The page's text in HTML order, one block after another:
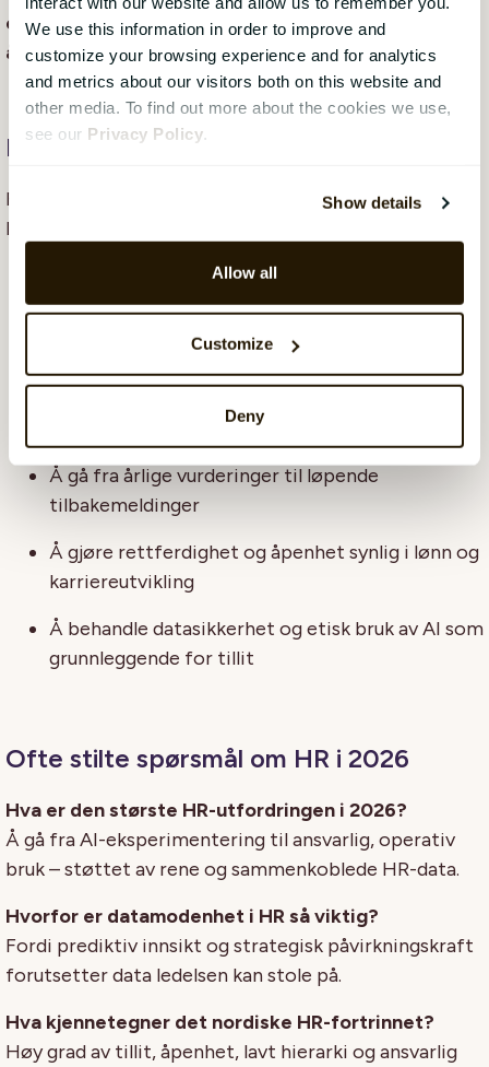
We use this information in order to improve and
customize your browsing experience and for analytics
and metrics about our visitors both on this website and
other media. To find out more about the cookies we use,
see our Privacy Policy.
Show details
Allow all
Customize
Deny
evnen til å beskytte tillit gjennom datasikkerhet,
åpenhet og ansvarlig bruk av AI.
Hva HR-ledere bør prioritere i 2026
For å være godt forberedt på 2026 bør nordiske HR-
ledere ha fokus på:
Å klargjøre HR-data for operativ bruk av AI
Å koble sammen kjerne-HR-systemer for å
muliggjøre prediktiv innsikt
Å gå fra årlige vurderinger til løpende
tilbakemeldinger
Å gjøre rettferdighet og åpenhet synlig i lønn og
karriereutvikling
Å behandle datasikkerhet og etisk bruk av AI som
grunnleggende for tillit
Ofte stilte spørsmål om HR i 2026
Hva er den største HR-utfordringen i 2026?
Å gå fra AI-eksperimentering til ansvarlig, operativ
bruk – støttet av rene og sammenkoblede HR-data.
Hvorfor er datamodenhet i HR så viktig?
Fordi prediktiv innsikt og strategisk påvirkningskraft
forutsetter data ledelsen kan stole på.
Hva kjennetegner det nordiske HR-fortrinnet?
Høy grad av tillit, åpenhet, lavt hierarki og ansvarlig